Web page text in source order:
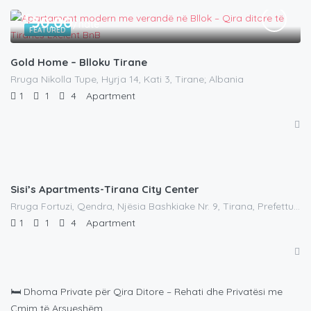
FEATURED
€50.00/natë
Gold Home – Blloku Tirane
Rruga Nikolla Tupe, Hyrja 14, Kati 3, Tirane; Albania
1
1 4 Apartment
Sisi’s Apartments-Tirana City Center
Rruga Fortuzi, Qendra, Njësia Bashkiake Nr. 9, Tirana, Prefettura di Tirana, Central Albania, 1016, Albania
1
1 4 Apartment
🛏️ Dhoma Private për Qira Ditore – Rehati dhe Privatësi me